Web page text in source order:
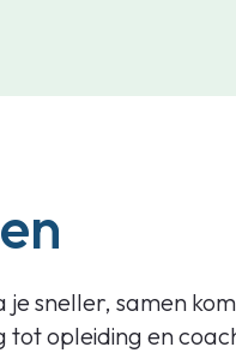
sneller, samen
tot opleiding en